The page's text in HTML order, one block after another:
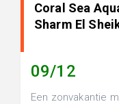
Coral Sea
Sharm El
09/12
Een zonvakantie